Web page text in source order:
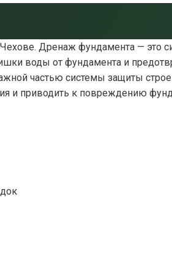
Чехове. Дренаж фундамента — это
воды от фундамента и
частью системы защиты
и приводить к повреждению